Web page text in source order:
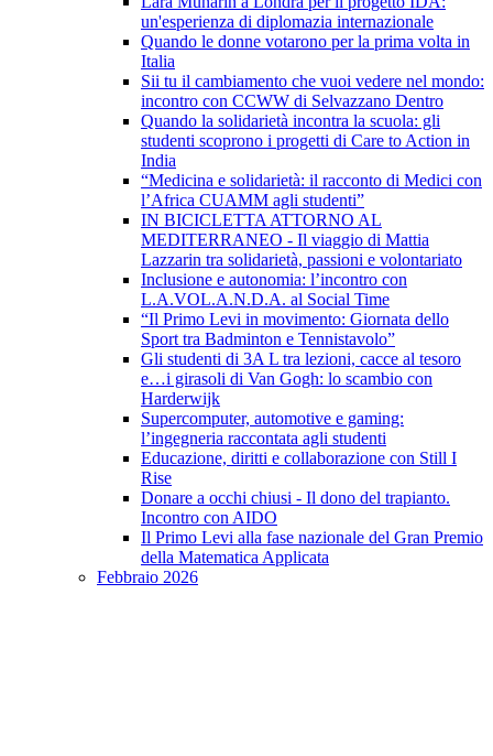
un'esperienza di diplomazia internazionale
Quando le donne votarono per la prima volta in
Italia
Sii tu il cambiamento che vuoi vedere nel mondo:
incontro con CCWW di Selvazzano Dentro
Quando la solidarietà incontra la scuola: gli
studenti scoprono i progetti di Care to Action in
India
“Medicina e solidarietà: il racconto di Medici con
l’Africa CUAMM agli studenti”
IN BICICLETTA ATTORNO AL
MEDITERRANEO - Il viaggio di Mattia
Lazzarin tra solidarietà, passioni e volontariato
Inclusione e autonomia: l’incontro con
L.A.VOL.A.N.D.A. al Social Time
“Il Primo Levi in movimento: Giornata dello
Sport tra Badminton e Tennistavolo”
Gli studenti di 3A L tra lezioni, cacce al tesoro
e…i girasoli di Van Gogh: lo scambio con
Harderwijk
Supercomputer, automotive e gaming:
l’ingegneria raccontata agli studenti
Educazione, diritti e collaborazione con Still I
Rise
Donare a occhi chiusi - Il dono del trapianto.
Incontro con AIDO
Il Primo Levi alla fase nazionale del Gran Premio
della Matematica Applicata
Febbraio 2026